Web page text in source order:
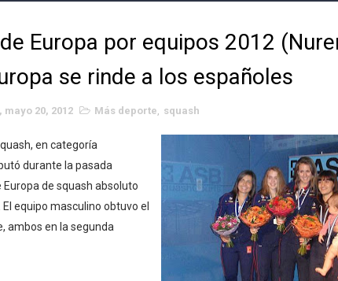
- Myles Borne y Tavion Heights ponen fin al reinado
League 2026 - Week 10
2026 - Regular season
por fin para Chelsea Green, Chad Gable y Baron
de Europa de MTB 2026 (Monteceneri, Suiza) -
Europa por equipos 2012
se rinde a los españoles
20, 2012 Más deporte, squash
en categoría
durante la pasada
de squash absoluto
equipo masculino obtuvo el
ambos en la segunda